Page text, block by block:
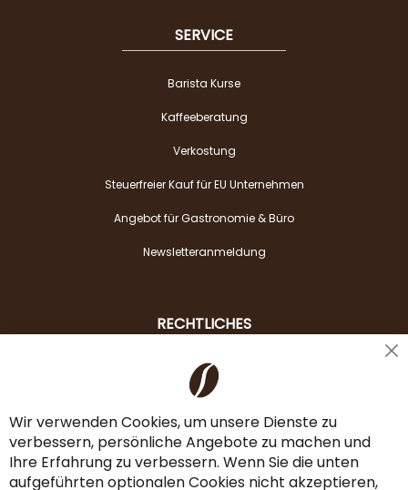
SERVICE
Barista Kurse
Kaffeeberatung
Verkostung
Steuerfreier Kauf für EU Unternehmen
Angebot für Gastronomie & Büro
Newsletteranmeldung
RECHTLICHES
Liefer- & Versandkosten
AGB & Widerrufsrecht
Vertrag widerrufen
Wir verwenden Cookies, um unsere Dienste zu
verbessern, persönliche Angebote zu machen und
Ihre Erfahrung zu verbessern. Wenn Sie die unten
aufgeführten optionalen Cookies nicht akzeptieren,